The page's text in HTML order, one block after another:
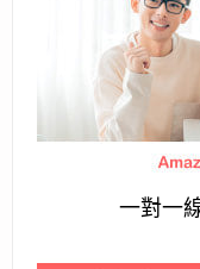
一對一